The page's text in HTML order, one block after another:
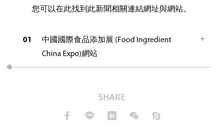
您可以在此找到此新聞相關連結網址與網站。
01
中國國際食品添加展 (Food Ingredient
China Expo)網站
SHARE